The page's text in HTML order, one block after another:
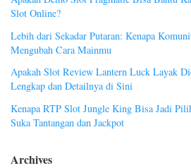
Slot Online?
Lebih dari Sekadar Putaran: Kenapa
Mengubah Cara Mainmu
Apakah Slot Review Lantern Luck Layak
Lengkap dan Detailnya di Sini
Kenapa RTP Slot Jungle King Bisa Jadi
Suka Tantangan dan Jackpot
Archives